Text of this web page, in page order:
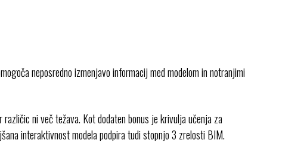
neposredno izmenjavo informacij med modelom in notranjimi
ni več težava. Kot dodaten bonus je krivulja učenja za
interaktivnost modela podpira tudi stopnjo 3 zrelosti BIM.